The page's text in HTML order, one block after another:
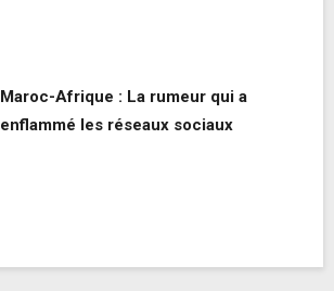
Maroc-Afrique : La rumeur qui a
enflammé les réseaux sociaux